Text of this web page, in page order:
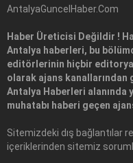
AntalyaGuncelHaber.Com
Haber Üreticisi Değildir !
Antalya haberleri, bu
editörlerinin hiçbir
olarak ajans kanallarından
Antalya Haberleri alanında
muhatabı haberi geçen
Sitemizdeki dış bağlantılar
içeriklerinden sitemiz